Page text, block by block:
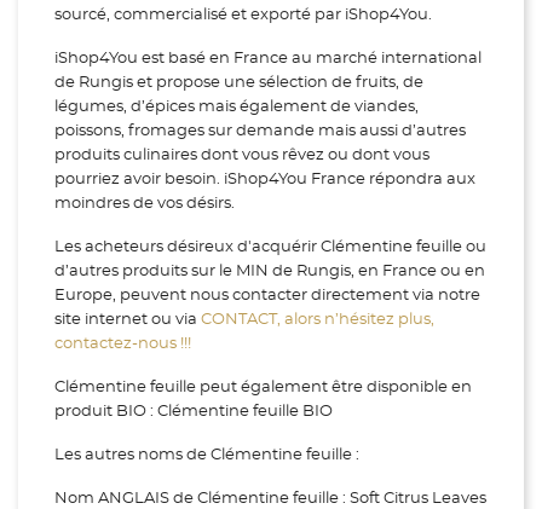
sourcé, commercialisé et exporté par iShop4You.
iShop4You est basé en France au marché international
de Rungis et propose une sélection de fruits, de
légumes, d’épices mais également de viandes,
poissons, fromages sur demande mais aussi d’autres
produits culinaires dont vous rêvez ou dont vous
pourriez avoir besoin. iShop4You France répondra aux
moindres de vos désirs.
Les acheteurs désireux d'acquérir Clémentine feuille ou
d’autres produits sur le MIN de Rungis, en France ou en
Europe, peuvent nous contacter directement via notre
site internet ou via CONTACT, alors n’hésitez plus,
contactez-nous !!!
Clémentine feuille peut également être disponible en
produit BIO : Clémentine feuille BIO
Les autres noms de Clémentine feuille :
Nom ANGLAIS de Clémentine feuille : Soft Citrus Leaves